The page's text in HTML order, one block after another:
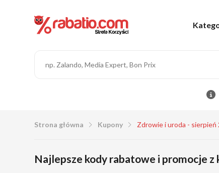
Strona główna Kupony Zdrowie i uroda - sierpień
Najlepsze kody rabatowe i promocje